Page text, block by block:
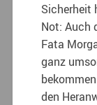
Sicherheit
Not: Auch
Fata
ganz
den